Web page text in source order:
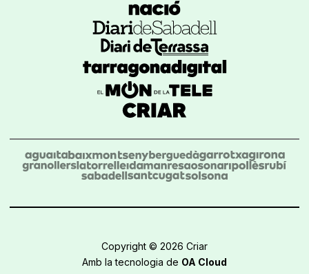
Copyright © 2026 Criar
Amb la tecnologia de OA Cloud